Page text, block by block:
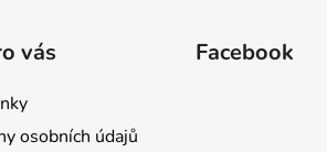
vás
osobních údajů
Facebook